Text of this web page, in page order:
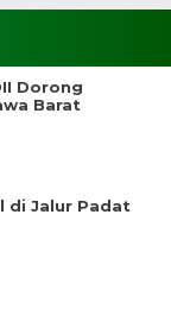
Dorong
Barat
di Jalur Padat